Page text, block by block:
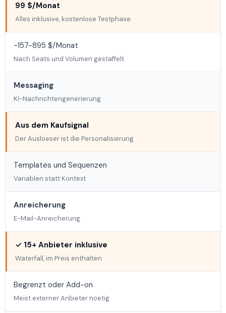
99 $/Monat
Alles inklusive, kostenlose Testphase
~157-895 $/Monat
Nach Seats und Volumen gestaffelt
Messaging
KI-Nachrichtengenerierung
Aus dem Kaufsignal
Der Ausloeser ist die Personalisierung
Templates und Sequenzen
Variablen statt Kontext
Anreicherung
E-Mail-Anreicherung
✓ 15+ Anbieter inklusive
Waterfall, im Preis enthalten
Begrenzt oder Add-on
Meist externer Anbieter noetig